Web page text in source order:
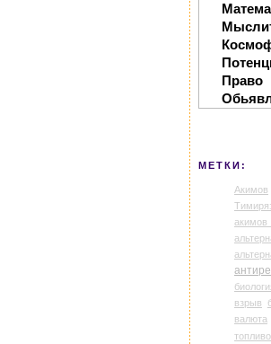
Право
МЕТКИ:
Акимов
взрыв
валюта
топливо